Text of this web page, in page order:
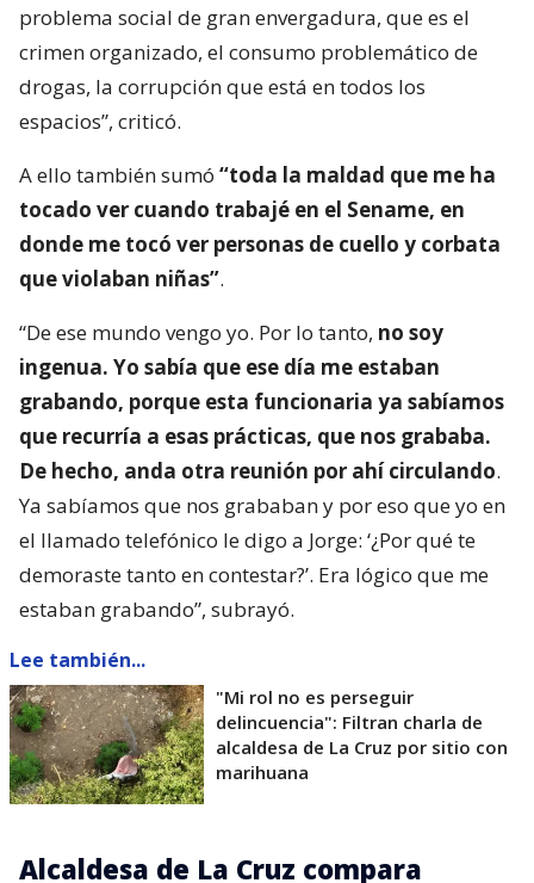
problema social de gran envergadura, que es el
crimen organizado, el consumo problemático de
drogas, la corrupción que está en todos los
espacios”, criticó.
A ello también sumó “toda la maldad que me ha
tocado ver cuando trabajé en el Sename, en
donde me tocó ver personas de cuello y corbata
que violaban niñas”.
“De ese mundo vengo yo. Por lo tanto, no soy
ingenua. Yo sabía que ese día me estaban
grabando, porque esta funcionaria ya sabíamos
que recurría a esas prácticas, que nos grababa.
De hecho, anda otra reunión por ahí circulando.
Ya sabíamos que nos grababan y por eso que yo en
el llamado telefónico le digo a Jorge: ‘¿Por qué te
demoraste tanto en contestar?’. Era lógico que me
estaban grabando”, subrayó.
Lee también...
"Mi rol no es perseguir
delincuencia": Filtran charla de
alcaldesa de La Cruz por sitio con
marihuana
Alcaldesa de La Cruz compara